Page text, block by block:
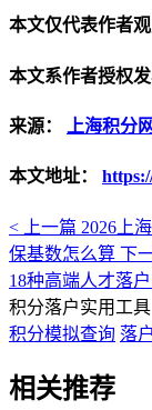
本文仅代表作者
本文系作者授权
来源： 上海积分网
本文地址：
< 上一篇 2026上
保基数怎么算 下
18种高端人才落户
积分落户实用工具
积分模拟查询 落
相关推荐